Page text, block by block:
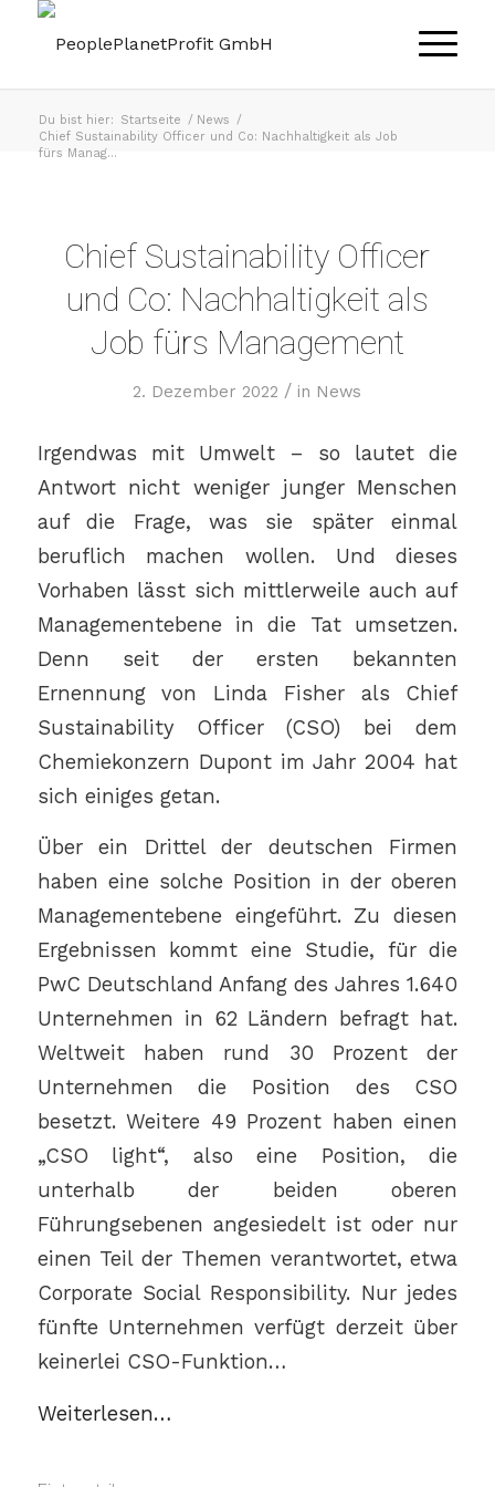
Du bist hier: Startseite / News /
Chief Sustainability Officer und Co: Nachhaltigkeit als Job
fürs Manag...
Chief Sustainability Officer
und Co: Nachhaltigkeit als
Job fürs Management
2. Dezember 2022 / in News
Irgendwas mit Umwelt – so lautet die
Antwort nicht weniger junger Menschen
auf die Frage, was sie später einmal
beruflich machen wollen. Und dieses
Vorhaben lässt sich mittlerweile auch auf
Managementebene in die Tat umsetzen.
Denn seit der ersten bekannten
Ernennung von Linda Fisher als Chief
Sustainability Officer (CSO) bei dem
Chemiekonzern Dupont im Jahr 2004 hat
sich einiges getan.
Über ein Drittel der deutschen Firmen
haben eine solche Position in der oberen
Managementebene eingeführt. Zu diesen
Ergebnissen kommt eine Studie, für die
PwC Deutschland Anfang des Jahres 1.640
Unternehmen in 62 Ländern befragt hat.
Weltweit haben rund 30 Prozent der
Unternehmen die Position des CSO
besetzt. Weitere 49 Prozent haben einen
„CSO light“, also eine Position, die
unterhalb der beiden oberen
Führungsebenen angesiedelt ist oder nur
einen Teil der Themen verantwortet, etwa
Corporate Social Responsibility. Nur jedes
fünfte Unternehmen verfügt derzeit über
keinerlei CSO-Funktion…
Weiterlesen…